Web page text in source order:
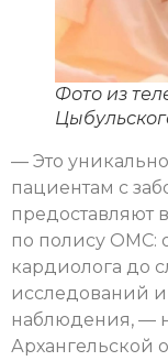
Фото из
— Это
пациентам с
по полису ОМС:
кардиолога до
исследований
наблюдения, —
Архангельской